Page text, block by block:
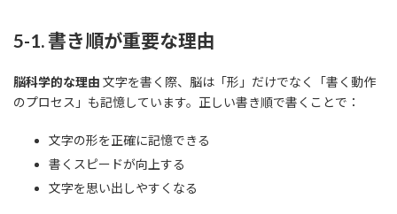
5-1. 書き順が重要な理由
脳科学的な理由 文字を書く際、脳は「形」だけでなく「書く動作
のプロセス」も記憶しています。正しい書き順で書くことで：
文字の形を正確に記憶できる
書くスピードが向上する
文字を思い出しやすくなる